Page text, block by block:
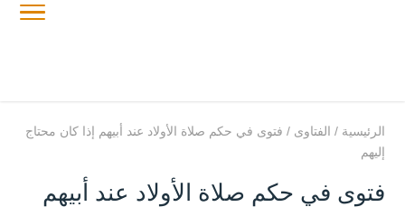
الرئيسية / الفتاوى / فتوى في حكم صلاة الأولاد عند أبيهم إذا كان محتاج
إليهم
فتوى في حكم صلاة الأولاد عند أبيهم